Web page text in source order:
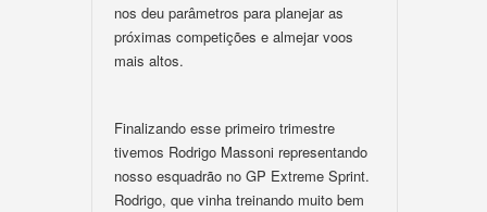
nos deu parâmetros para planejar as
próximas competições e almejar voos
mais altos.
Finalizando esse primeiro trimestre
tivemos Rodrigo Massoni representando
nosso esquadrão no GP Extreme Sprint.
Rodrigo, que vinha treinando muito bem